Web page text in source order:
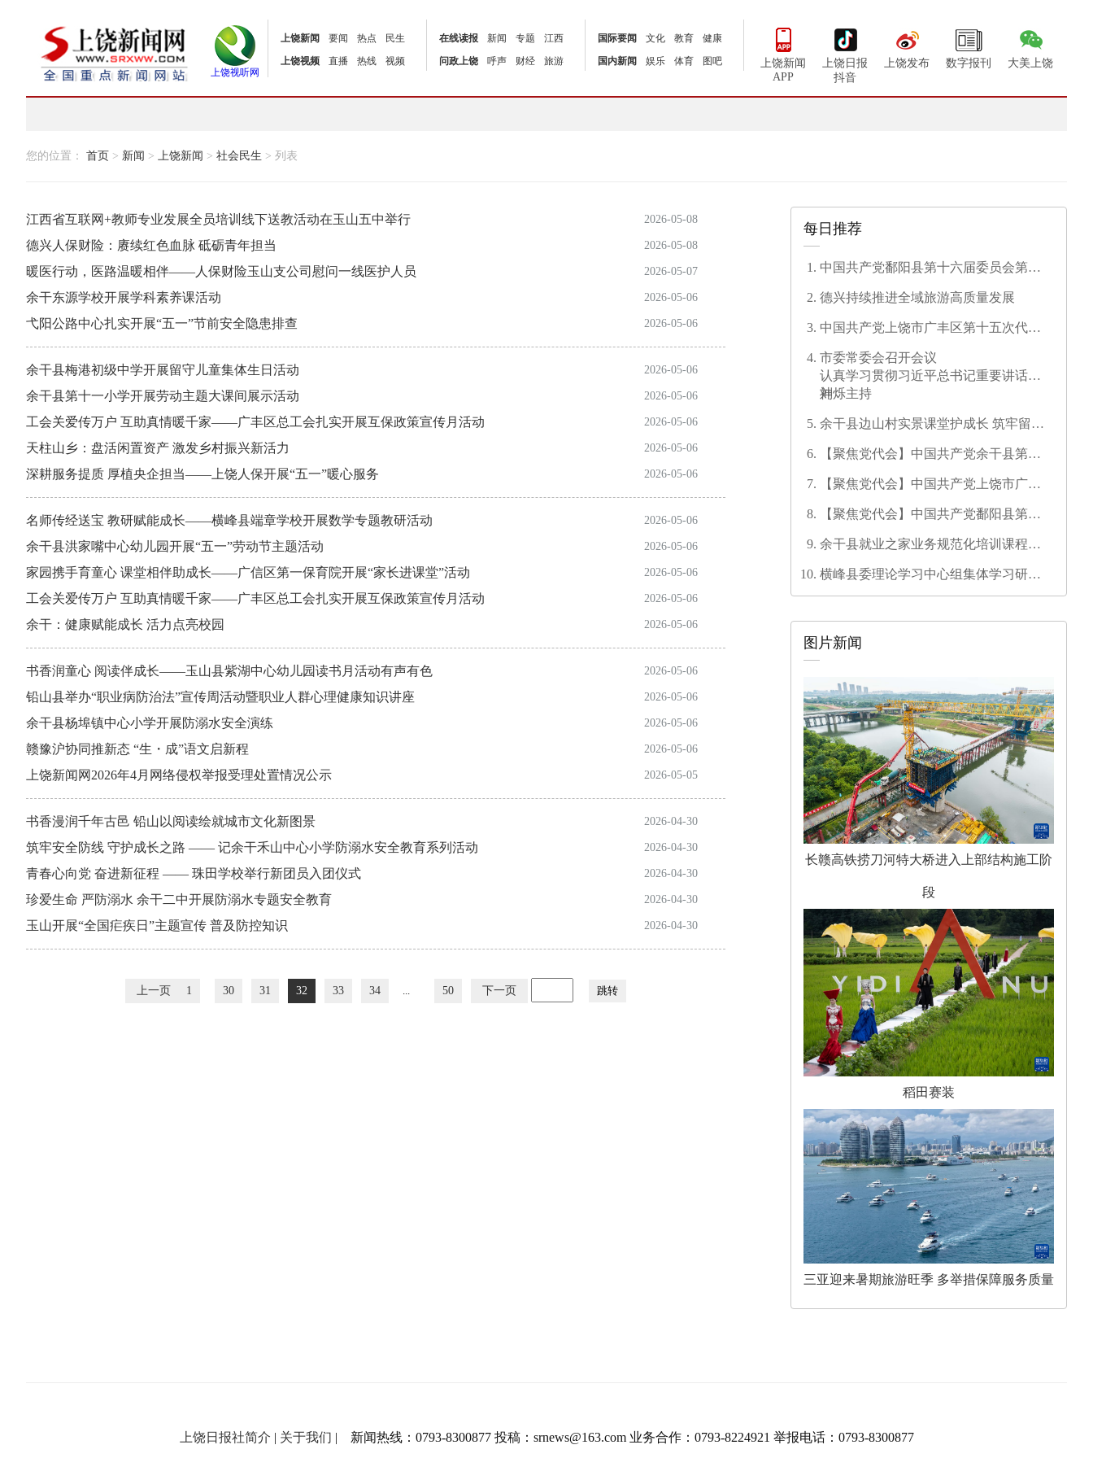
上饶视听网
上饶新闻 要闻 热点
民生
上饶视频
直播 热线 视频
在线读报 新闻 专题
江西
问政上饶
呼声 财经 旅游
国际要闻 文化 教育
健康
国内新闻
娱乐 体育 图吧
上饶新闻
APP
上饶日报
抖音
上饶发布 数字报刊 大美上饶
您的位置： 首页 > 新闻 > 上饶新闻 > 社会民生 > 列表
江西省互联网+教师专业发展全员培训线下送教活动在玉山五中举行 2026-05-08
德兴人保财险：赓续红色血脉 砥砺青年担当 2026-05-08
暖医行动，医路温暖相伴——人保财险玉山支公司慰问一线医护人员 2026-05-07
余干东源学校开展学科素养课活动 2026-05-06
弋阳公路中心扎实开展“五一”节前安全隐患排查 2026-05-06
余干县梅港初级中学开展留守儿童集体生日活动 2026-05-06
余干县第十一小学开展劳动主题大课间展示活动 2026-05-06
工会关爱传万户 互助真情暖千家——广丰区总工会扎实开展互保政策宣传月活动 2026-05-06
天柱山乡：盘活闲置资产 激发乡村振兴新活力 2026-05-06
深耕服务提质 厚植央企担当——上饶人保开展“五一”暖心服务 2026-05-06
名师传经送宝 教研赋能成长——横峰县端章学校开展数学专题教研活动 2026-05-06
余干县洪家嘴中心幼儿园开展“五一”劳动节主题活动 2026-05-06
家园携手育童心 课堂相伴助成长——广信区第一保育院开展“家长进课堂”活动 2026-05-06
工会关爱传万户 互助真情暖千家——广丰区总工会扎实开展互保政策宣传月活动 2026-05-06
余干：健康赋能成长 活力点亮校园 2026-05-06
书香润童心 阅读伴成长——玉山县紫湖中心幼儿园读书月活动有声有色 2026-05-06
铅山县举办“职业病防治法”宣传周活动暨职业人群心理健康知识讲座 2026-05-06
余干县杨埠镇中心小学开展防溺水安全演练 2026-05-06
赣豫沪协同推新态 “生・成”语文启新程 2026-05-06
上饶新闻网2026年4月网络侵权举报受理处置情况公示 2026-05-05
书香漫润千年古邑 铅山以阅读绘就城市文化新图景 2026-04-30
筑牢安全防线 守护成长之路 —— 记余干禾山中心小学防溺水安全教育系列活动 2026-04-30
青春心向党 奋进新征程 —— 珠田学校举行新团员入团仪式 2026-04-30
珍爱生命 严防溺水 余干二中开展防溺水专题安全教育 2026-04-30
玉山开展“全国疟疾日”主题宣传 普及防控知识 2026-04-30
上一页 1 30 31 32 33 34 50 下一页 跳转
每日推荐
中国共产党鄱阳县第十六届委员会第一
德兴持续推进全域旅游高质量发展
中国共产党上饶市广丰区第十五次代表
市委常委会召开会议
认真学习贯彻习近平总书记重要讲话精
神
刘烁主持
余干县边山村实景课堂护成长 筑牢留守
【聚焦党代会】中国共产党余干县第十
【聚焦党代会】中国共产党上饶市广信
【聚焦党代会】中国共产党鄱阳县第十
余干县就业之家业务规范化培训课程开
横峰县委理论学习中心组集体学习研讨
图片新闻
长赣高铁捞刀河特大桥进入上部结构施工阶
段
稻田赛装
三亚迎来暑期旅游旺季 多举措保障服务质量
上饶日报社简介 | 关于我们 | 新闻热线：0793-8300877 投稿：srnews@163.com 业务合作：0793-8224921 举报电话：0793-8300877